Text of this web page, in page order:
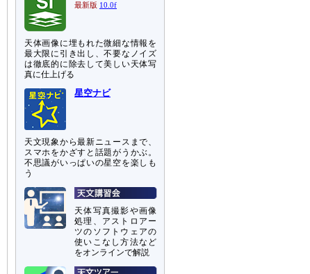
最新版 10.0f
天体画像に埋もれた微細な情報を
最大限に引き出し、不要なノイズ
は徹底的に除去して美しい天体写
真に仕上げる
星空ナビ
天文現象から最新ニュースまで、
スマホをかざすと話題がうかぶ。
不思議がいっぱいの星空を楽しも
う
天体写真撮影や画像
処理、アストロアー
ツのソフトウェアの
使いこなし方法など
をオンラインで解説